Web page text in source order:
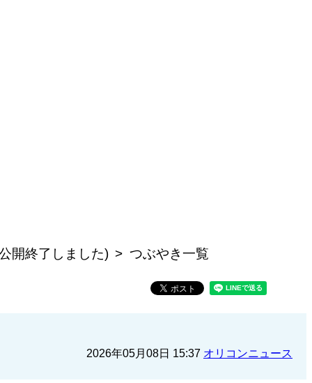
開終了しました) つぶやき一覧
2026年05月08日 15:37 オリコンニュース